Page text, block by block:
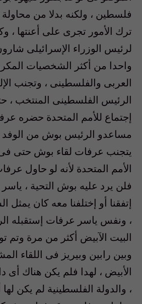
فلسطين ، ولكنه بدلا من محاولة
ترك الأمور تجرى على أعنتها ،
لرئيس الوزراء الإسرائيلى
واحدا من أكثر الشخصيات
العربى والفلسطينى ، وتجنب
الرئيس الفلسطينى المنتخب ،
إجتماع للأمم المتحدة حضره
مساعدو الرئيس بوش من الوفد
يتجنب عرفات لقاء بوش حتى
الأمم المتحدة لأنه لو حاول
فلن يرد عليه بوش التحية ،
إتفقنا أو إختلفنا معه كان
، ونفس ياسر عرفات إستقبله
البيت الآبيض أكثر من مرة وتم
وبين رابين وبيريز فى اللقاء
الأبيض ، لهدا فلم يكن هناك أى
، والدولة الفلسطينية لم يكن